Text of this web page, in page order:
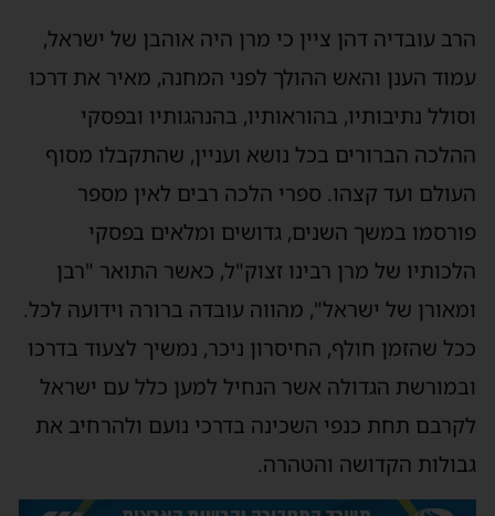
הרב עובדיה דהן ציין כי מרן היה אוהבן של ישראל,
עמוד הענן והאש ההולך לפני המחנה, מאיר את דרכו
וסולל נתיבותיו, בהוראותיו, בהנהגותיו ובפסקי
ההלכה הברורים בכל נושא ועניין, שהתקבלו מסוף
העולם ועד קצהו. ספרי הלכה רבים לאין מספר
פורסמו במשך השנים, גדושים ומלאים בפסקי
הלכותיו של מרן רבינו זצוק"ל, כאשר התואר "רבן
ומאורן של ישראל", מהווה עובדה ברורה וידועה לכל.
ככל שהזמן חולף, החיסרון ניכר, נמשיך לצעוד בדרכו
ובמורשת הגדולה אשר הנחיל למען כלל עם ישראל
לקרבם תחת כנפי השכינה בדרכי נועם ולהרחיב את
גבולות הקדושה והטהרה.